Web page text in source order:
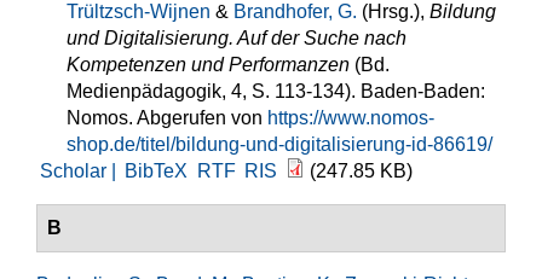
Trültzsch-Wijnen & Brandhofer, G. (Hrsg.), Bildung
und Digitalisierung. Auf der Suche nach
Kompetenzen und Performanzen (Bd.
Medienpädagogik, 4, S. 113-134). Baden-Baden:
Nomos. Abgerufen von https://www.nomos-
shop.de/titel/bildung-und-digitalisierung-id-86619/
Scholar |
BibTeX RTF RIS (247.85 KB)
B